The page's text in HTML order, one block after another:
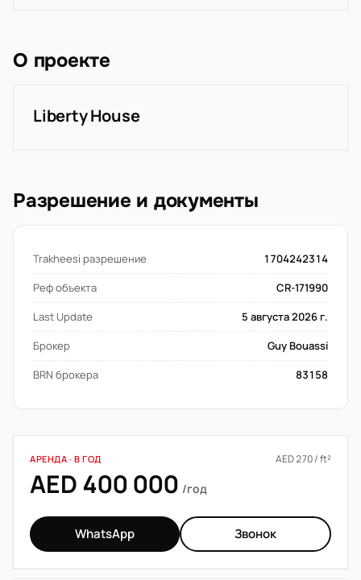
О проекте
Liberty House
Разрешение и документы
Trakheesi разрешение
1704242314
Реф объекта
CR-171990
Last Update
5 августа 2026 г.
Брокер
Guy Bouassi
BRN брокера
83158
АРЕНДА · В ГОД AED 270 / ft²
AED 400 000 /год
WhatsApp Звонок